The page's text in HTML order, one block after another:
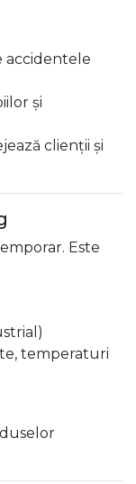
accidentele
și
clienții și
Este
temperaturi